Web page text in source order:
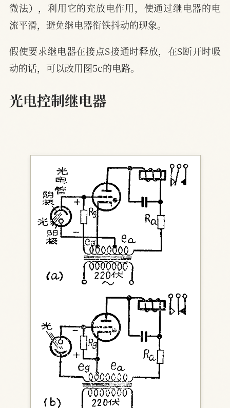
微法），利用它的充放电作用，使通过继电器的电
流平滑，避免继电器衔铁抖动的现象。
假使要求继电器在接点S接通时释放，在S断开时吸
动的话，可以改用图5c的电路。
光电控制继电器